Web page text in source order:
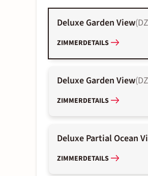
Deluxe Garden View(DZ
ZIMMERDETAILS
Deluxe Garden View(DZ
ZIMMERDETAILS
Deluxe Partial Ocean
ZIMMERDETAILS